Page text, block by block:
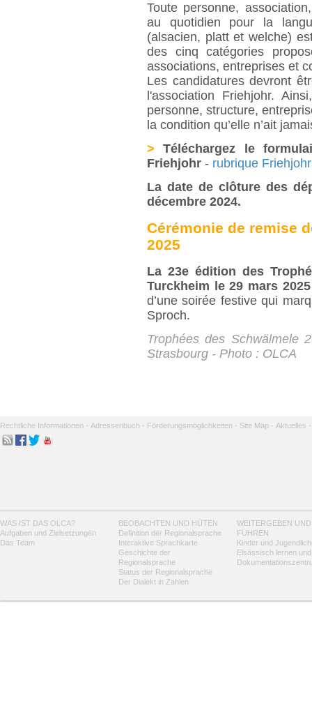
Toute personne,
au quotidien pour la
(alsacien, platt et welche)
des cinq catégories
associations, entreprises et
Les candidatures devront
l'association Friehjohr.
personne, structure,
la condition qu’elle n’ait
> Téléchargez le
Friehjohr - rubrique
La date de clôture des
décembre 2024.
Cérémonie de remise
2025
La 23e édition des
Turckheim le 29 mars 2025
d’une soirée festive qui
Sproch.
Trophées des Schwälmele
Strasbourg - Photo : OLCA
Rechtliche Informationen - Adressenbuch - Förderungsmöglichkeiten - Site Map - Aktuelles -
WAS IST DAS OLCA?
Aufgaben und Zielsetzungen
Das Team
BEOBACHTEN UND HÜTEN
Definition der Regionalsprache
Interaktive Sprachkarte
Geschichte der
Regionalsprache
Status der Regionalsprache
Der Dialekt in Zahlen
WEITERGEBEN UND
FÜHREN
Kinder und
Elsässisch lernen